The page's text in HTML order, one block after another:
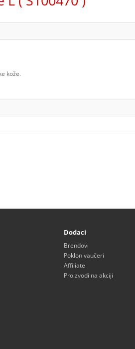
kože.
Dodaci
Brendovi
Poklon vaučeri
Affiliate
Proizvodi na akciji